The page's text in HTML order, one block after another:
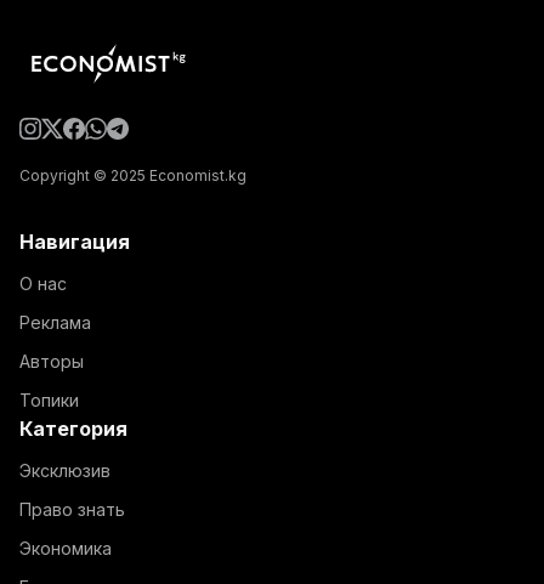
Copyright © 2025 Economist.kg
Навигация
О нас
Реклама
Авторы
Топики
Категория
Эксклюзив
Право знать
Экономика